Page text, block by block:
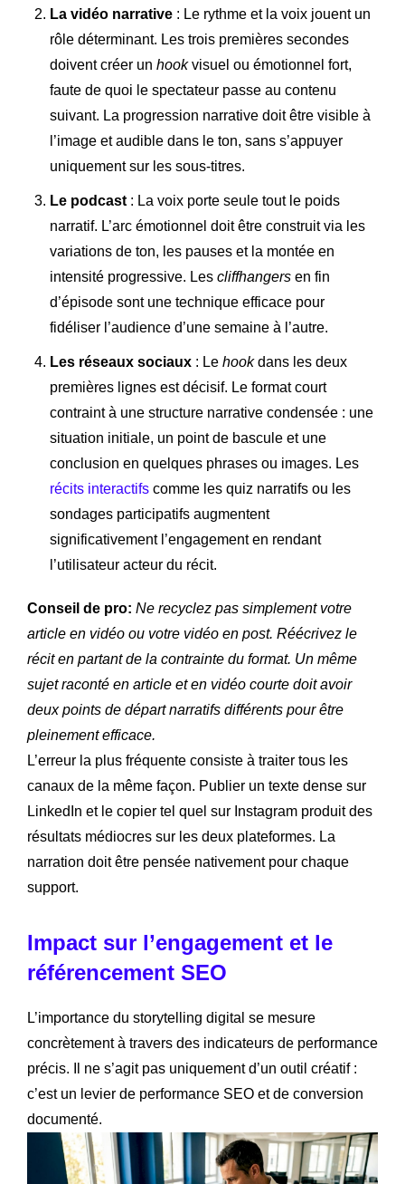
La vidéo narrative : Le rythme et la voix jouent un
rôle déterminant. Les trois premières secondes
doivent créer un hookvisuel ou émotionnel fort,
faute de quoi le spectateur passe au contenu
suivant. La progression narrative doit être visible à
l’image et audible dans le ton, sans s’appuyer
uniquement sur les sous-titres.
Le podcast : La voix porte seule tout le poids
narratif. L’arc émotionnel doit être construit via les
variations de ton, les pauses et la montée en
intensité progressive. Les cliffhangers en fin
d’épisode sont une technique efficace pour
fidéliser l’audience d’une semaine à l’autre.
Les réseaux sociaux : Le hookdans les deux
premières lignes est décisif. Le format court
contraint à une structure narrative condensée : une
situation initiale, un point de bascule et une
conclusion en quelques phrases ou images. Les
récits interactifs comme les quiz narratifs ou les
sondages participatifs augmentent
significativement l’engagement en rendant
l’utilisateur acteur du récit.
Conseil de pro: Ne recyclez pas simplement votre
article en vidéo ou votre vidéo en post. Réécrivez le
récit en partant de la contrainte du format. Un même
sujet raconté en article et en vidéo courte doit avoir
deux points de départ narratifs différents pour être
pleinement efficace.
L’erreur la plus fréquente consiste à traiter tous les
canaux de la même façon. Publier un texte dense sur
LinkedIn et le copier tel quel sur Instagram produit des
résultats médiocres sur les deux plateformes. La
narration doit être pensée nativement pour chaque
support.
Impact sur l’engagement et le
référencement SEO
L’importance du storytelling digital se mesure
concrètement à travers des indicateurs de performance
précis. Il ne s’agit pas uniquement d’un outil créatif :
c’est un levier de performance SEO et de conversion
documenté.